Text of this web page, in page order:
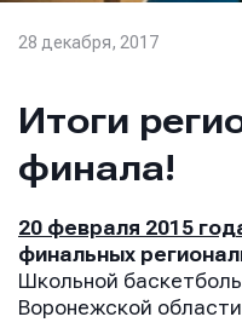
28 декабря, 2017
Итоги
финала!
20 февраля 2015
финальных
Школьной
Воронежской